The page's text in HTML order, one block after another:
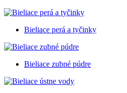
Bieliace perá a tyčinky
Bieliace zubné púdre